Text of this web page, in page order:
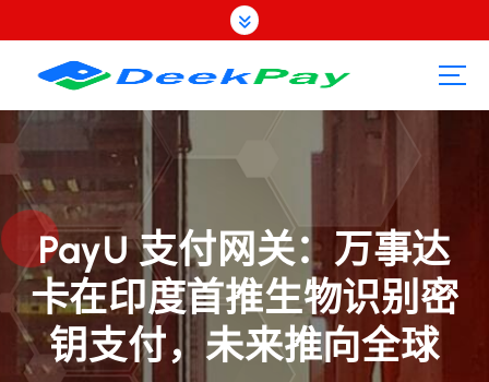
转
容
PayU 支付网关：万事达
卡在印度首推生物识别密
钥支付，未来推向全球